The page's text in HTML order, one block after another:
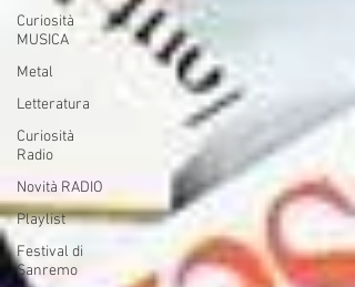
Curiosità
MUSICA
Metal
Letteratura
Curiosità
Radio
Novità RADIO
Playlist
Festival di
Sanremo